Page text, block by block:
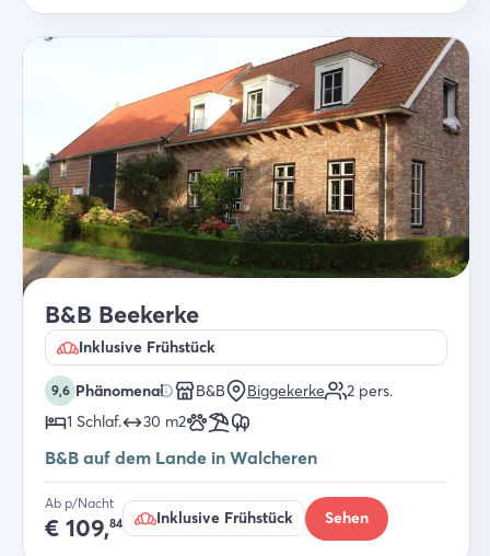
B&B Beekerke
Inklusive Frühstück
9,6 Phänomenal B&B Biggekerke 2 pers.
1 Schlaf. 30 m2
B&B auf dem Lande in Walcheren
Ab p/Nacht
€ 109,84 Inklusive Frühstück Sehen